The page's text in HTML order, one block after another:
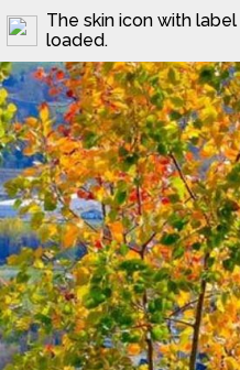
The skin icon with label
loaded.